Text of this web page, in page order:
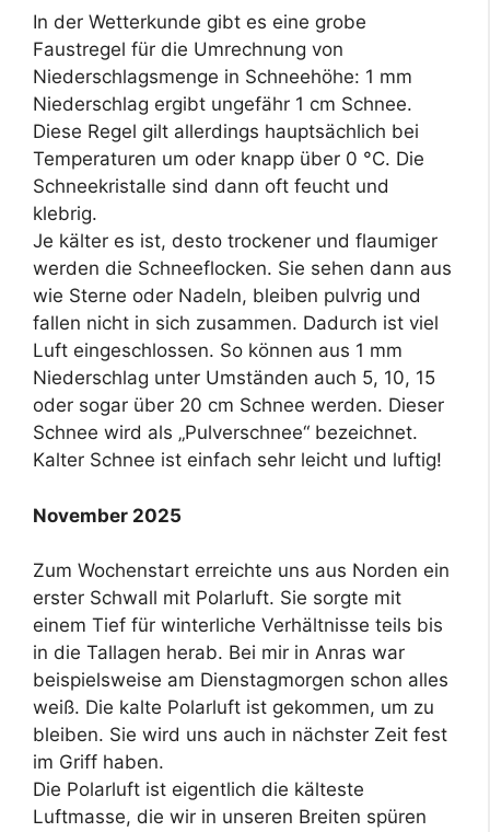
In der Wetterkunde gibt es eine grobe
Faustregel für die Umrechnung von
Niederschlagsmenge in Schneehöhe: 1 mm
Niederschlag ergibt ungefähr 1 cm Schnee.
Diese Regel gilt allerdings hauptsächlich bei
Temperaturen um oder knapp über 0 °C. Die
Schneekristalle sind dann oft feucht und
klebrig.
Je kälter es ist, desto trockener und flaumiger
werden die Schneeflocken. Sie sehen dann aus
wie Sterne oder Nadeln, bleiben pulvrig und
fallen nicht in sich zusammen. Dadurch ist viel
Luft eingeschlossen. So können aus 1 mm
Niederschlag unter Umständen auch 5, 10, 15
oder sogar über 20 cm Schnee werden. Dieser
Schnee wird als „Pulverschnee“ bezeichnet.
Kalter Schnee ist einfach sehr leicht und luftig!
November 2025
Zum Wochenstart erreichte uns aus Norden ein
erster Schwall mit Polarluft. Sie sorgte mit
einem Tief für winterliche Verhältnisse teils bis
in die Tallagen herab. Bei mir in Anras war
beispielsweise am Dienstagmorgen schon alles
weiß. Die kalte Polarluft ist gekommen, um zu
bleiben. Sie wird uns auch in nächster Zeit fest
im Griff haben.
Die Polarluft ist eigentlich die kälteste
Luftmasse, die wir in unseren Breiten spüren